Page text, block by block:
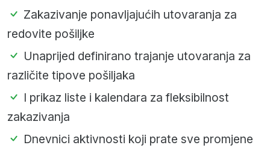
Zakazivanje ponavljajućih utovaranja za
redovite pošiljke
Unaprijed definirano trajanje utovaranja za
različite tipove pošiljaka
I prikaz liste i kalendara za fleksibilnost
zakazivanja
Dnevnici aktivnosti koji prate sve promjene